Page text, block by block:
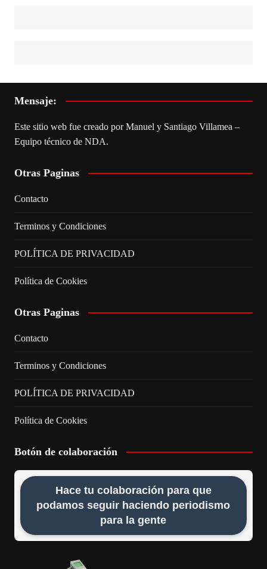
Mensaje:
Este sitio web fue creado por Manuel y Santiago Villamea –
Equipo técnico de NDA.
Otras Paginas
Contacto
Terminos y Condiciones
POLÍTICA DE PRIVACIDAD
Política de Cookies
Otras Paginas
Contacto
Terminos y Condiciones
POLÍTICA DE PRIVACIDAD
Política de Cookies
Botón de colaboración
Hace tu colaboración para que
podamos seguir haciendo periodismo
para la gente